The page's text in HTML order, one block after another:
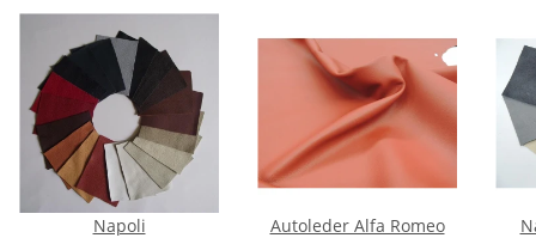
Napoli
Autoleder Alfa Romeo